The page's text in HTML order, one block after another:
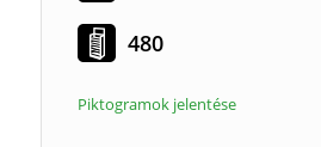
480
Piktogramok jelentése